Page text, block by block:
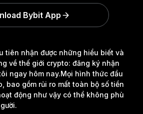
tiên nhận được những hiểu biết và
về thế giới crypto: đăng ký nhận
ngay hôm nay.Mọi hình thức đầu
bao gồm rủi ro mất toàn bộ số tiền
động như vậy có thể không phù
Bybit App